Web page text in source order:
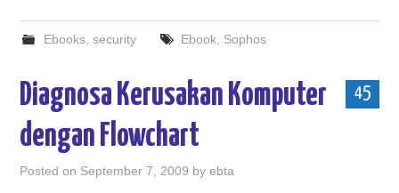
Ebooks, security Ebook, Sophos
45
Diagnosa Kerusakan Komputer
dengan Flowchart
Posted on September 7, 2009 byebta